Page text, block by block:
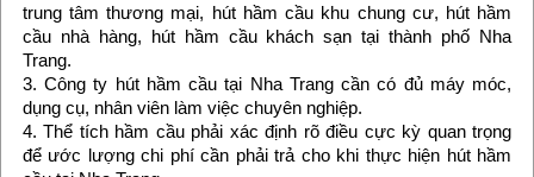
trung tâm thương mại, hút hầm cầu khu chung cư, hút hầm
cầu nhà hàng, hút hầm cầu khách sạn tại thành phố Nha
Trang.
3. Công ty hút hầm cầu tại Nha Trang cần có đủ máy móc,
dụng cụ, nhân viên làm việc chuyên nghiệp.
4. Thể tích hầm cầu phải xác định rõ điều cực kỳ quan trọng
để ước lượng chi phí cần phải trả cho khi thực hiện hút hầm